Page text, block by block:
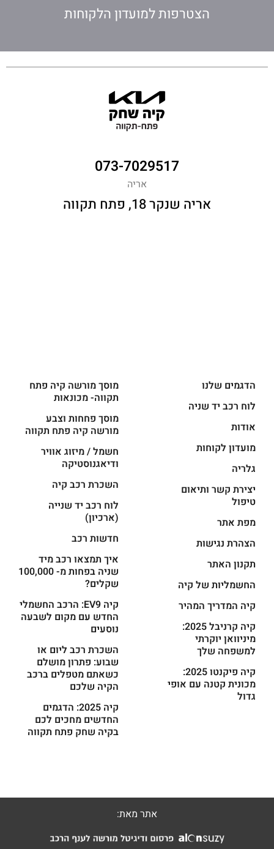
הצטרפות למועדון הלקוחות
073-7029517
אריה
אריה שנקר 18, פתח תקווה
מועדון לקוחות
גלריה
יצירת קשר ותיאום
מפת אתר
תקנון האתר
החשמליות של קיה
קיה המדריך המהיר
מיניוואן יוקרתי
למשפחה שלך
קיה פיקנטו 2025:
גדול
חשמל / מיזוג אוויר
ודיאגנוסטיקה
השכרת רכב קיה
לוח רכב יד שנייה
(ארכיון)
חדשות רכב
איך תמצאו רכב מיד
שניה בפחות מ- 100,000
שקלים?
קיה EV9: הרכב החשמלי
נוסעים
השכרת רכב ליום או
כשאתם מטפלים ברכב
הקיה שלכם
החדשים מחכים לכם
בקיה שחק פתח תקווה
בניית אתר:bytheweb בניית אתרים